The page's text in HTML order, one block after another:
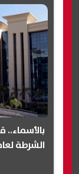
بالأسماء..
الشرطة لعام 2026